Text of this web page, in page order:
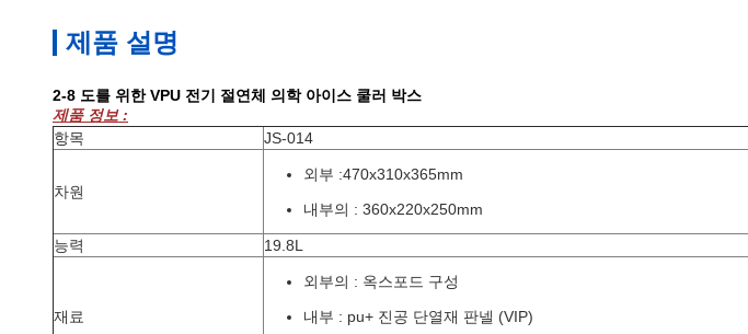
제품 설명
2-8 도를 위한 VPU 전기 절연체 의학 아이스 쿨러 박스
제품 정보 :
항목
JS-014
차원
외부 :470x310x365mm
내부의 : 360x220x250mm
능력 19.8L
재료
외부의 : 옥스포드 구성
내부 : pu+ 진공 단열재 판넬 (VIP)